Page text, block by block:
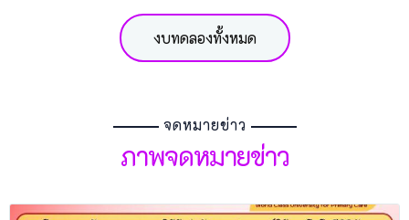
งบทดลองทั้งหมด
จดหมายข่าว
ภาพจดหมายข่าว